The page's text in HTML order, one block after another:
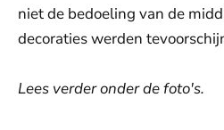
niet de bedoeling van de
decoraties werden
Lees verder onder de foto's.